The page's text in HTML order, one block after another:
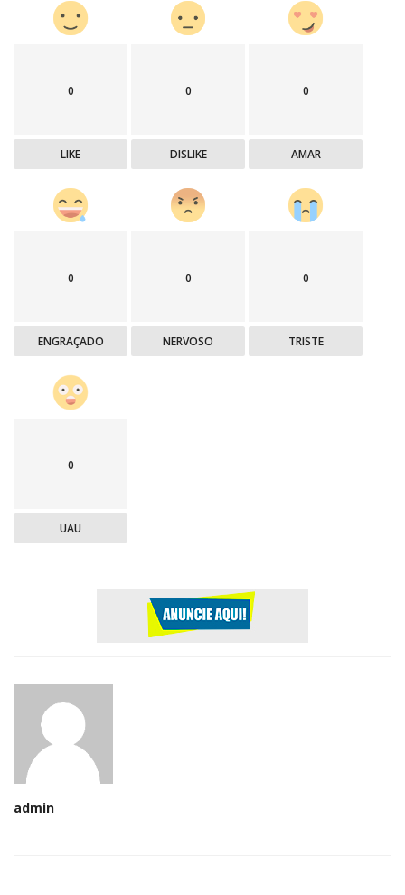
0
LIKE
0
DISLIKE
0
AMAR
0
ENGRAÇADO
0
NERVOSO
0
TRISTE
0
UAU
admin